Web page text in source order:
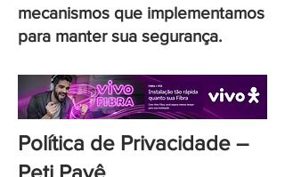
mecanismos que implementamos
para manter sua segurança.
Política de Privacidade –
Peti Pavê